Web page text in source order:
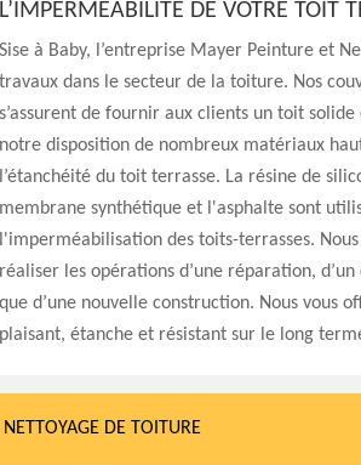
L’IMPERMÉABILITÉ DE VOTRE TOIT
Sise à Baby, l’entreprise Mayer Peinture et
travaux dans le secteur de la toiture. Nos
s’assurent de fournir aux clients un toit solide
notre disposition de nombreux matériaux
l’étanchéité du toit terrasse. La résine de
membrane synthétique et l'asphalte sont
l'imperméabilisation des toits-terrasses.
réaliser les opérations d’une réparation,
que d’une nouvelle construction. Nous vous
plaisant, étanche et résistant sur le long
DE TOITURE